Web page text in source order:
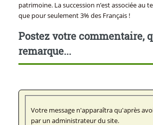
patrimoine. La succession n’est associée au
que pour seulement 3% des Français !
Postez votre commentaire,
remarque...
Votre message n'apparaîtra qu'après
par un administrateur du site.